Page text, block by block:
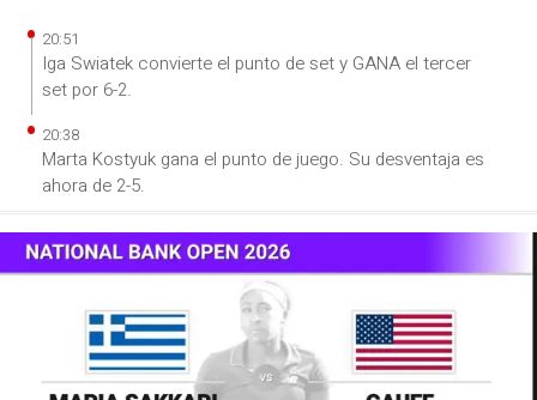
20:51
Iga Swiatek convierte el punto de set y GANA el tercer
set por 6-2.
20:38
Marta Kostyuk gana el punto de juego. Su desventaja es
ahora de 2-5.